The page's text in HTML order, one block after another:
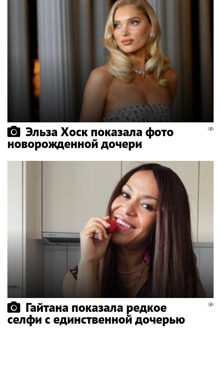
Эльза Хоск показала фото
новорожденной дочери
Гайтана показала редкое
селфи с единственной дочерью